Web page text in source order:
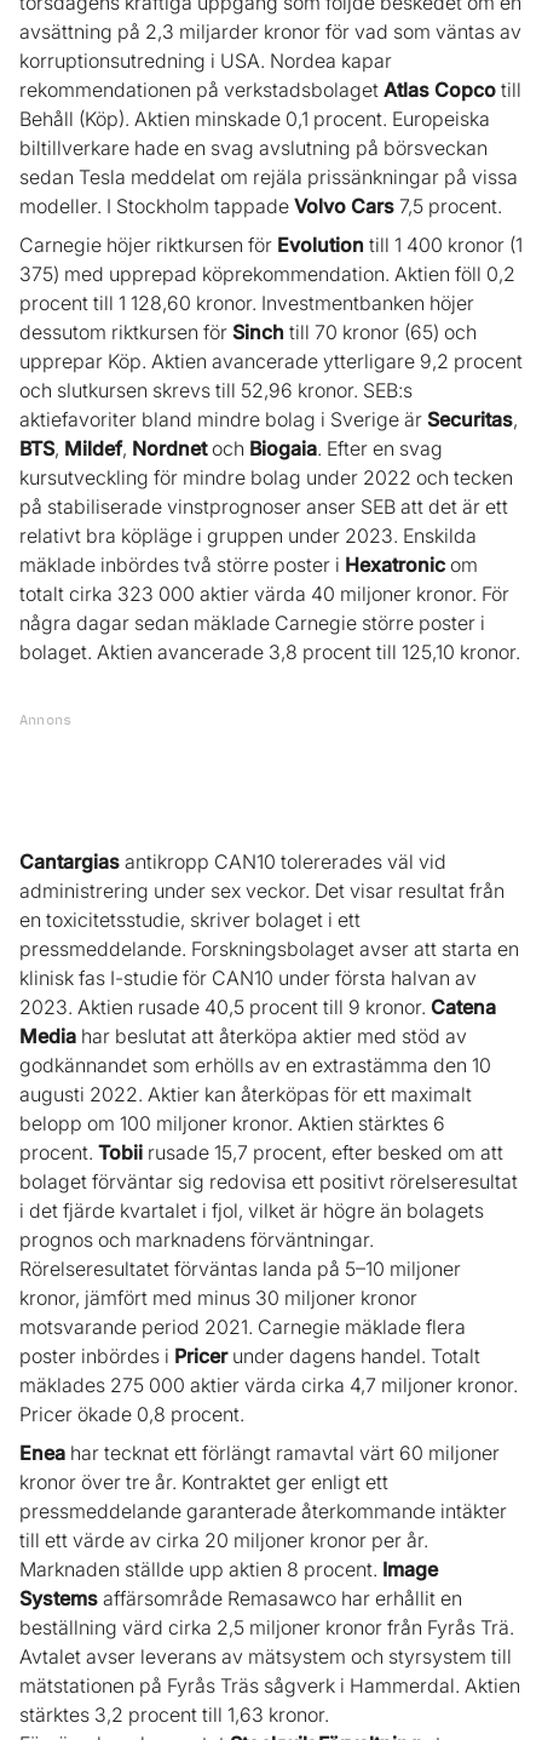
avsättning på 2,3 miljarder kronor för vad som väntas av
korruptionsutredning i USA. Nordea kapar
rekommendationen på verkstadsbolaget Atlas Copco till
Behåll (Köp). Aktien minskade 0,1 procent. Europeiska
biltillverkare hade en svag avslutning på börsveckan
sedan Tesla meddelat om rejäla prissänkningar på vissa
modeller. I Stockholm tappade Volvo Cars 7,5 procent.
Carnegie höjer riktkursen för Evolution till 1 400 kronor (1
375) med upprepad köprekommendation. Aktien föll 0,2
procent till 1 128,60 kronor. Investmentbanken höjer
dessutom riktkursen för Sinch till 70 kronor (65) och
upprepar Köp. Aktien avancerade ytterligare 9,2 procent
och slutkursen skrevs till 52,96 kronor. SEB:s
aktiefavoriter bland mindre bolag i Sverige är Securitas,
BTS, Mildef, Nordnetoch Biogaia. Efter en svag
kursutveckling för mindre bolag under 2022 och tecken
på stabiliserade vinstprognoser anser SEB att det är ett
relativt bra köpläge i gruppen under 2023. Enskilda
mäklade inbördes två större poster i Hexatronic om
totalt cirka 323 000 aktier värda 40 miljoner kronor. För
några dagar sedan mäklade Carnegie större poster i
bolaget. Aktien avancerade 3,8 procent till 125,10 kronor.
Annons
Cantargias antikropp CAN10 tolererades väl vid
administrering under sex veckor. Det visar resultat från
en toxicitetsstudie, skriver bolaget i ett
pressmeddelande. Forskningsbolaget avser att starta en
klinisk fas I-studie för CAN10 under första halvan av
2023. Aktien rusade 40,5 procent till 9 kronor. Catena
Media har beslutat att återköpa aktier med stöd av
godkännandet som erhölls av en extrastämma den 10
augusti 2022. Aktier kan återköpas för ett maximalt
belopp om 100 miljoner kronor. Aktien stärktes 6
procent. Tobii rusade 15,7 procent, efter besked om att
bolaget förväntar sig redovisa ett positivt rörelseresultat
i det fjärde kvartalet i fjol, vilket är högre än bolagets
prognos och marknadens förväntningar.
Rörelseresultatet förväntas landa på 5–10 miljoner
kronor, jämfört med minus 30 miljoner kronor
motsvarande period 2021. Carnegie mäklade flera
poster inbördes i Pricerunder dagens handel. Totalt
mäklades 275 000 aktier värda cirka 4,7 miljoner kronor.
Pricer ökade 0,8 procent.
Enea har tecknat ett förlängt ramavtal värt 60 miljoner
kronor över tre år. Kontraktet ger enligt ett
pressmeddelande garanterade återkommande intäkter
till ett värde av cirka 20 miljoner kronor per år.
Marknaden ställde upp aktien 8 procent. Image
Systems affärsområde Remasawco har erhållit en
beställning värd cirka 2,5 miljoner kronor från Fyrås Trä.
Avtalet avser leverans av mätsystem och styrsystem till
mätstationen på Fyrås Träs sågverk i Hammerdal. Aktien
stärktes 3,2 procent till 1,63 kronor.